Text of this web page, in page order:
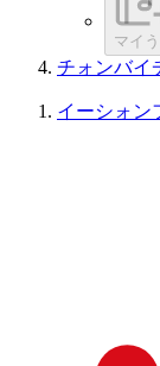
マイ
チォンバイ
イーシォン